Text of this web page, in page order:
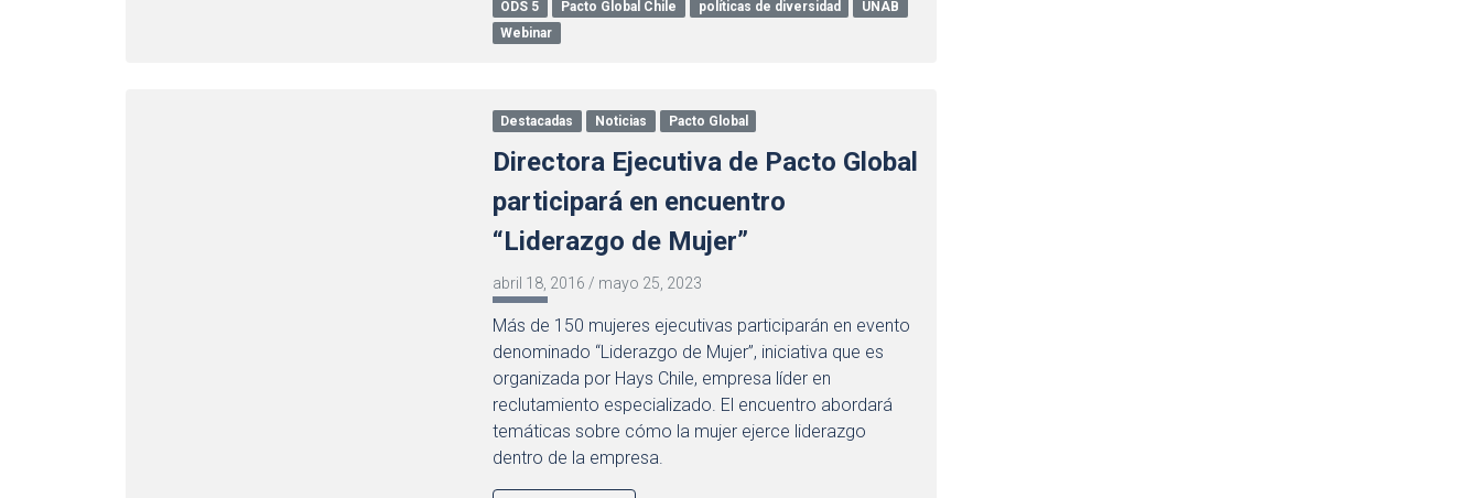
ODS 5
Pacto Global Chile políticas de diversidad
UNAB
Webinar
Destacadas Noticias Pacto Global
Directora Ejecutiva de Pacto Global
participará en encuentro
“Liderazgo de Mujer”
abril 18, 2016 / mayo 25, 2023
Más de 150 mujeres ejecutivas participarán en evento
denominado “Liderazgo de Mujer”, iniciativa que es
organizada por Hays Chile, empresa líder en
reclutamiento especializado. El encuentro abordará
temáticas sobre cómo la mujer ejerce liderazgo
dentro de la empresa.